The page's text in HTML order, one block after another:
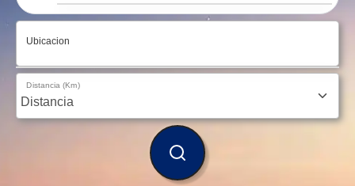
Ubicacion
Distancia (Km)
BUSCAR